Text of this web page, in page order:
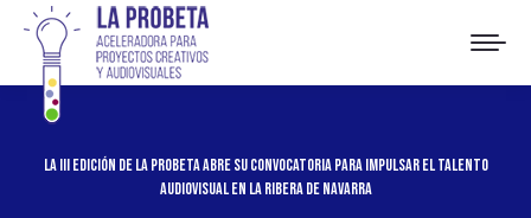
La III edición de La Probeta abre su convocatoria para impulsar el talento
audiovisual en la Ribera de Navarra